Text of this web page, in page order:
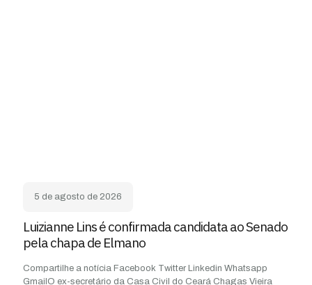
5 de agosto de 2026
Luizianne Lins é confirmada candidata ao Senado
pela chapa de Elmano
Compartilhe a notícia Facebook Twitter Linkedin Whatsapp
GmailO ex-secretário da Casa Civil do Ceará Chagas Vieira